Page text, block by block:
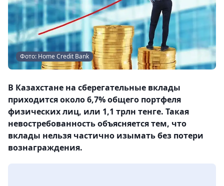
Фото: Home Credit Bank
В Казахстане на сберегательные вклады
приходится около 6,7% общего портфеля
физических лиц, или 1,1 трлн тенге. Такая
невостребованность объясняется тем, что
вклады нельзя частично изымать без потери
вознаграждения.